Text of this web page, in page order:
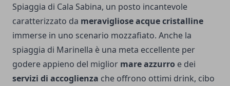
Spiaggia di Cala Sabina, un posto incantevole
caratterizzato da meravigliose acque cristalline
immerse in uno scenario mozzafiato. Anche la
spiaggia di Marinella è una meta eccellente per
godere appieno del miglior mare azzurro e dei
servizi di accoglienza che offrono ottimi drink, cibo